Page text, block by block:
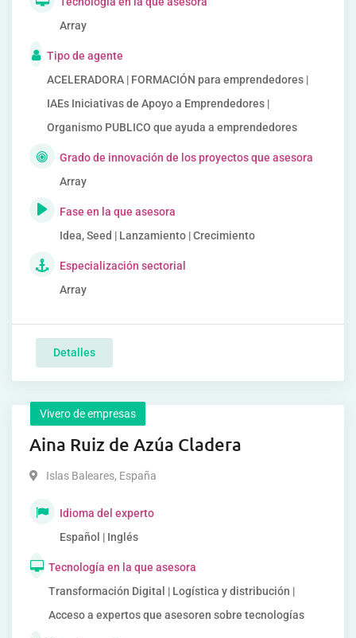
Array
Tipo de agente
ACELERADORA | FORMACIÓN para emprendedores |
IAEs Iniciativas de Apoyo a Emprendedores |
Organismo PUBLICO que ayuda a emprendedores
Grado de innovación de los proyectos que asesora
Array
Fase en la que asesora
Idea, Seed | Lanzamiento | Crecimiento
Especialización sectorial
Array
Detalles
Vivero de empresas
Aina Ruiz de Azúa Cladera
Islas Baleares, España
Idioma del experto
Español | Inglés
Tecnología en la que asesora
Transformación Digital | Logística y distribución |
Acceso a expertos que asesoren sobre tecnologías